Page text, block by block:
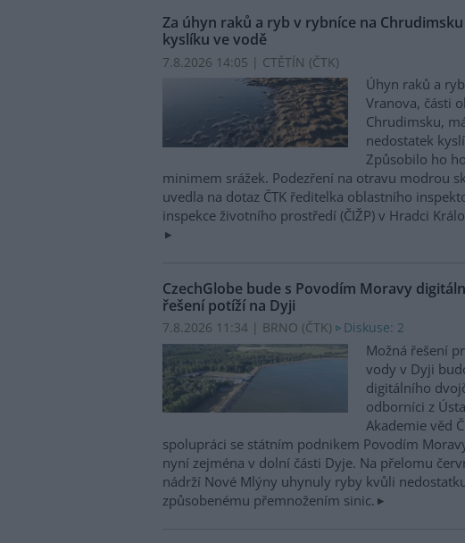
Za úhyn raků a ryb v rybníce na
kyslíku ve vodě
7.8.2026 14:05 | CTĚTÍN (ČTK)
Úhyn raků a
Vranova, části
Chrudimsku,
nedostatek
Způsobilo ho
minimem srážek. Podezření na otravu modrou
uvedla na dotaz ČTK ředitelka oblastního
inspekce životního prostředí (ČIŽP) v Hradci
CzechGlobe bude s Povodím Moravy
řešení potíží na Dyji
7.8.2026 11:34 | BRNO (ČTK) Diskuse: 2
Možná řešení
vody v Dyji
digitálního
odborníci z
Akademie věd
spolupráci se státním podnikem Povodím
nyní zejména v dolní části Dyje. Na přelomu
nádrží Nové Mlýny uhynuly ryby kvůli
způsobenému přemnožením sinic.